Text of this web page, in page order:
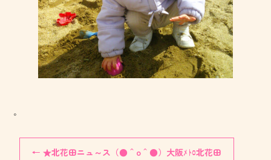
。
← ★北花田ニュ～ス（●＾o＾●）大阪ﾒﾄﾛ北花田